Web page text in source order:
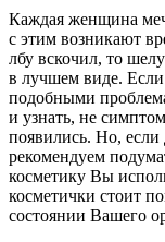
Каждая женщина
с этим возникают
лбу вскочил, то
в лучшем виде. Если
подобными
и узнать, не
появились. Но, если
рекомендуем
косметику Вы
косметички стоит
состоянии Вашего